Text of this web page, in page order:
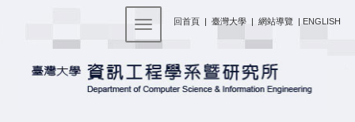
回首頁 | 臺灣大學 | 網站導覽 | ENGLISH
Toggle navigation